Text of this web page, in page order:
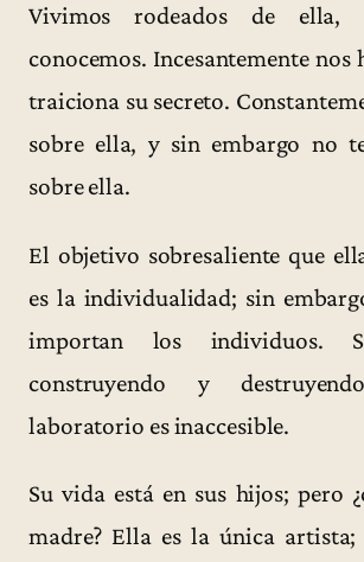
Vivimos rodeados de
conocemos. Incesantemente nos
traiciona su secreto.
sobre ella, y sin embargo no
sobre ella.
El objetivo sobresaliente que
es la individualidad; sin
importan los individuos.
construyendo y
laboratorio es inaccesible.
Su vida está en sus hijos; pero
madre? Ella es la única artista;